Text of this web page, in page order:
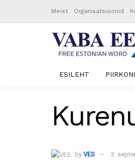
Meist Organisatsioonid
ESILEHT
by VES 3.